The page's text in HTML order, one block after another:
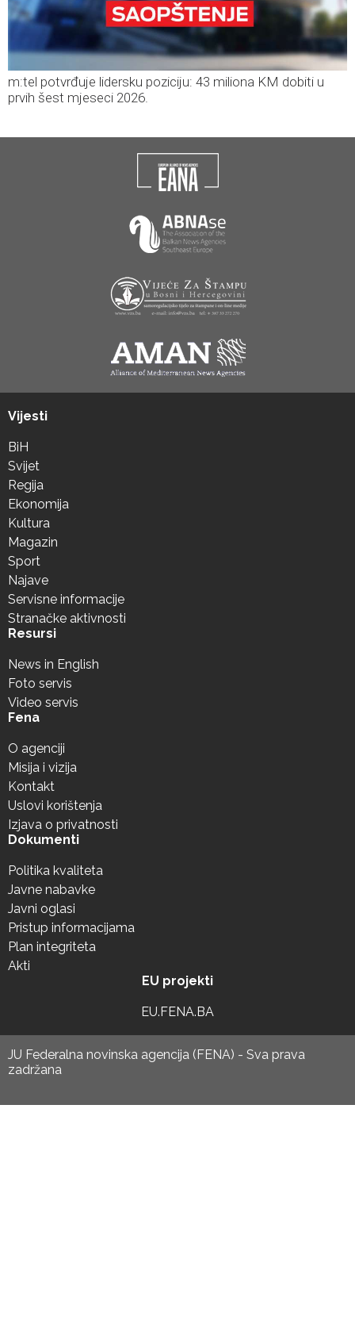
m:tel potvrđuje lidersku poziciju: 43 miliona KM dobiti u
prvih šest mjeseci 2026.
Vijesti
BiH
Svijet
Regija
Ekonomija
Kultura
Magazin
Sport
Najave
Servisne informacije
Stranačke aktivnosti
Resursi
News in English
Foto servis
Video servis
Fena
O agenciji
Misija i vizija
Kontakt
Uslovi korištenja
Izjava o privatnosti
Dokumenti
Politika kvaliteta
Javne nabavke
Javni oglasi
Pristup informacijama
Plan integriteta
Akti
EU projekti
EU.FENA.BA
JU Federalna novinska agencija (FENA) - Sva prava
zadržana